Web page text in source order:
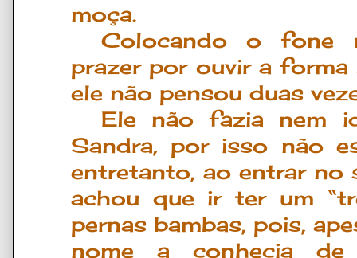
moça.
Colocando o fone
prazer por ouvir a
ele não pensou duas
Ele não fazia nem
Sandra, por isso não
entretanto, ao entrar no
achou que ir ter um
pernas bambas, pois,
nome a conhecia